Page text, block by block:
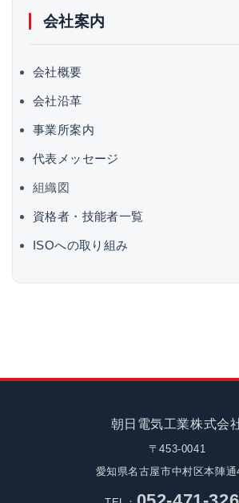
会社案内
会社概要
会社沿革
事業所案内
代表メッセージ
組織図
資格者・技能者一覧
ISOへの取り組み
朝日電気工業株式会
〒453-0041
愛知県名古屋市中村区本陣通